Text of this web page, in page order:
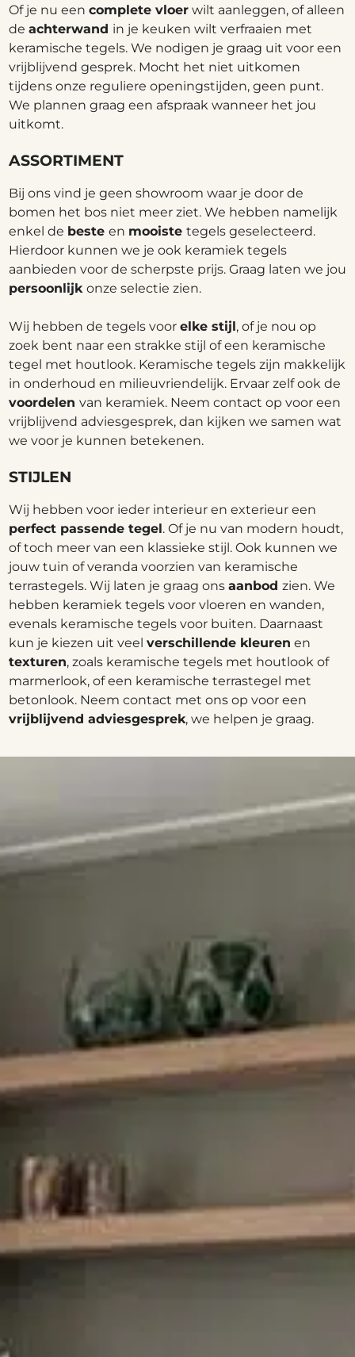
Of je nu een complete vloer wilt aanleggen, of alleen
de achterwand in je keuken wilt verfraaien met
keramische tegels. We nodigen je graag uit voor een
vrijblijvend gesprek. Mocht het niet uitkomen
tijdens onze reguliere openingstijden, geen punt.
We plannen graag een afspraak wanneer het jou
uitkomt.
ASSORTIMENT
Bij ons vind je geen showroom waar je door de
bomen het bos niet meer ziet. We hebben namelijk
enkel de beste en mooiste tegels geselecteerd.
Hierdoor kunnen we je ook keramiek tegels
aanbieden voor de scherpste prijs. Graag laten we jou
persoonlijk onze selectie zien.
Wij hebben de tegels voor elke stijl, of je nou op
zoek bent naar een strakke stijl of een keramische
tegel met houtlook. Keramische tegels zijn makkelijk
in onderhoud en milieuvriendelijk. Ervaar zelf ook de
voordelen van keramiek. Neem contact op voor een
vrijblijvend adviesgesprek, dan kijken we samen wat
we voor je kunnen betekenen.
STIJLEN
Wij hebben voor ieder interieur en exterieur een
perfect passende tegel. Of je nu van modern houdt,
of toch meer van een klassieke stijl. Ook kunnen we
jouw tuin of veranda voorzien van keramische
terrastegels. Wij laten je graag ons aanbod zien. We
hebben keramiek tegels voor vloeren en wanden,
evenals keramische tegels voor buiten. Daarnaast
kun je kiezen uit veel verschillende kleuren en
texturen, zoals keramische tegels met houtlook of
marmerlook, of een keramische terrastegel met
betonlook. Neem contact met ons op voor een
vrijblijvend adviesgesprek, we helpen je graag.